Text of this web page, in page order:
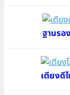
ฐานรอ
เตียงดี